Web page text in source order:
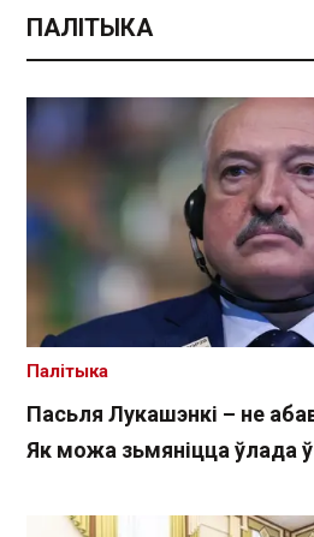
ПАЛІТЫКА
Пасьля Лукашэнкі – не
Як можа зьмяніцца ўлада ў
Палітыка